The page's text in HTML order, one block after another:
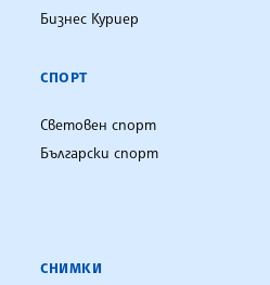
Бизнес Куриер
СПОРТ
Световен спорт
Български спорт
СНИМКИ